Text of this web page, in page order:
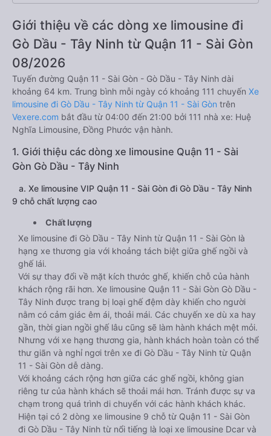
Giới thiệu về các dòng xe limousine đi
Gò Dầu - Tây Ninh từ Quận 11 - Sài Gòn
08/2026
Tuyến đường Quận 11 - Sài Gòn - Gò Dầu - Tây Ninh dài
khoảng 64 km. Trung bình mỗi ngày có khoảng 111 chuyến Xe
limousine đi Gò Dầu - Tây Ninh từ Quận 11 - Sài Gòn trên
Vexere.com bắt đầu từ 04:00 đến 21:00 bởi 111 nhà xe: Huệ
Nghĩa Limousine, Đồng Phước vận hành.
1. Giới thiệu các dòng xe limousine Quận 11 - Sài
Gòn Gò Dầu - Tây Ninh
a. Xe limousine VIP Quận 11 - Sài Gòn đi Gò Dầu - Tây Ninh
9 chỗ chất lượng cao
Chất lượng
Xe limousine đi Gò Dầu - Tây Ninh từ Quận 11 - Sài Gòn là
hạng xe thương gia với khoảng tách biệt giữa ghế ngồi và
ghế lái.
Với sự thay đổi về mặt kích thước ghế, khiến chỗ của hành
khách rộng rãi hơn. Xe limousine Quận 11 - Sài Gòn Gò Dầu -
Tây Ninh được trang bị loại ghế đệm dày khiến cho người
nằm có cảm giác êm ái, thoải mái. Các chuyến xe dù xa hay
gần, thời gian ngồi ghế lâu cũng sẽ làm hành khách mệt mỏi.
Nhưng với xe hạng thương gia, hành khách hoàn toàn có thể
thư giãn và nghỉ ngơi trên xe đi Gò Dầu - Tây Ninh từ Quận
11 - Sài Gòn dễ dàng.
Với khoảng cách rộng hơn giữa các ghế ngồi, không gian
riêng tư của hành khách sẽ thoải mái hơn. Tránh được sự va
chạm trong quá trình di chuyển với các hành khách khác.
Hiện tại có 2 dòng xe limousine 9 chỗ từ Quận 11 - Sài Gòn
đi Gò Dầu - Tây Ninh từ nổi tiếng là loại xe limousine Dcar và